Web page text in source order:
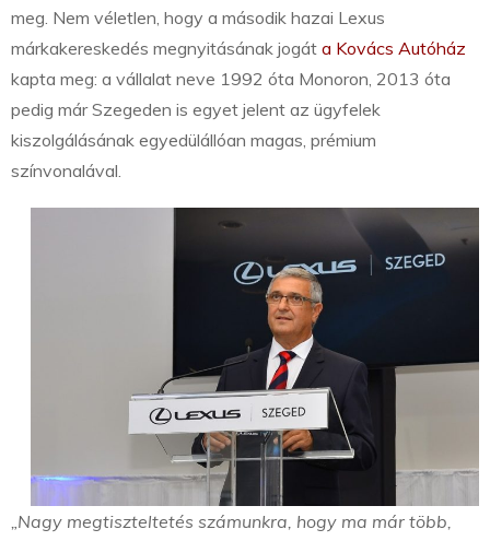
meg. Nem véletlen, hogy a második hazai Lexus
márkakereskedés megnyitásának jogát a Kovács Autóház
kapta meg: a vállalat neve 1992 óta Monoron, 2013 óta
pedig már Szegeden is egyet jelent az ügyfelek
kiszolgálásának egyedülállóan magas, prémium
színvonalával.
„Nagy megtiszteltetés számunkra, hogy ma már több,